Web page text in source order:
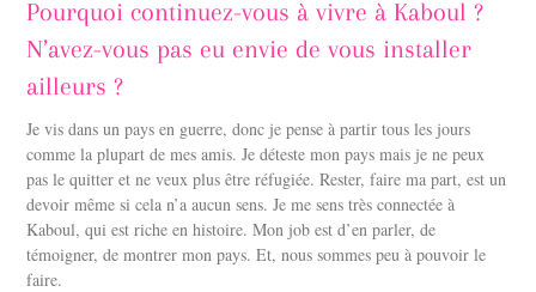
Pourquoi continuez-vous à vivre à Kaboul ?
N’avez-vous pas eu envie de vous installer
ailleurs ?
Je vis dans un pays en guerre, donc je pense à partir tous les jours
comme la plupart de mes amis. Je déteste mon pays mais je ne peux
pas le quitter et ne veux plus être réfugiée. Rester, faire ma part, est un
devoir même si cela n’a aucun sens. Je me sens très connectée à
Kaboul, qui est riche en histoire. Mon job est d’en parler, de
témoigner, de montrer mon pays. Et, nous sommes peu à pouvoir le
faire.